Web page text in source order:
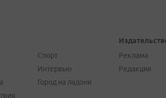
Спорт
Интервью
Город на ладони
Реклама
Редакция